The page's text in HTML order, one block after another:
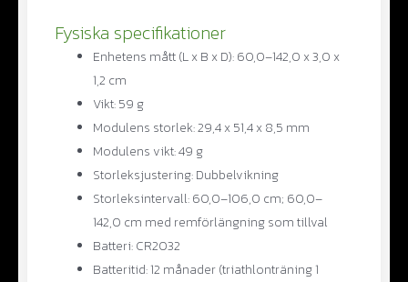
Fysiska specifikationer
Enhetens mått (L x B x D): 60,0–142,0 x 3,0 x
1,2 cm
Vikt: 59 g
Modulens storlek: 29,4 x 51,4 x 8,5 mm
Modulens vikt: 49 g
Storleksjustering: Dubbelvikning
Storleksintervall: 60,0–106,0 cm; 60,0–
142,0 cm med remförlängning som tillval
Batteri: CR2032
Batteritid: 12 månader (triathlonträning 1